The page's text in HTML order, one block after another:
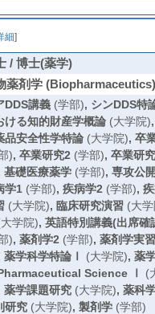
細]
/ 博士(薬学)
薬剤学 (Biopharmaceutics)
DDS講義(学部), シンDDS特
ける知的財産学概論(大学院)
品安全性学特論(大学院), 卒
), 卒業研究2 (学部), 卒業研
基礎医療薬学(学部), 専攻公
学1(学部), 疾病学2 (学部),
(大学院), 臨床研究演習(大学
学院), 英語特別講義(出席確
), 薬剤学2 (学部), 薬剤学実習
薬学科学特論Ⅰ (大学院), 薬
Science Ⅰ
(
薬学課題研究(大学院), 薬科
研究(大学院), 製剤学(学部)